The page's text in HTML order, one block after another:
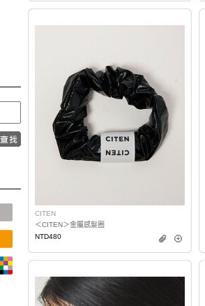
CITEN
＜CITEN＞金屬感髮圈
NTD480